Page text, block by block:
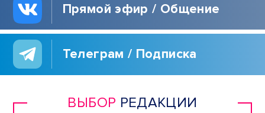
Прямой эфир / Общение
Телеграм / Подписка
ВЫБОР РЕДАКЦИИ